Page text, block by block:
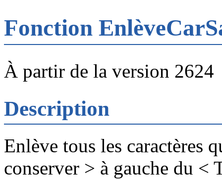
Fonction
À partir de la version 2624
Description
Enlève tous les caractères
conserver > à gauche du <